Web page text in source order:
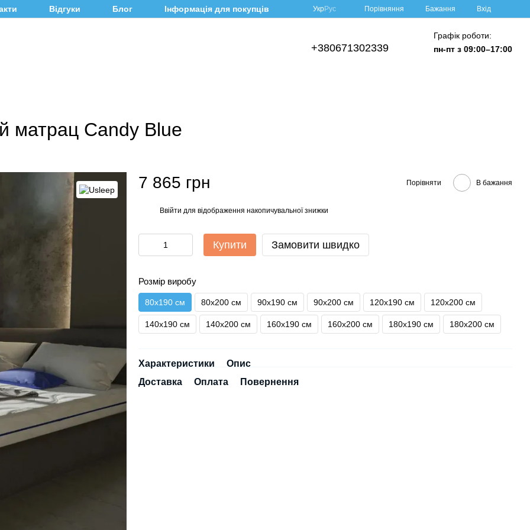
Відгуки Блог Інформація для покупців УкрРус Порівняння Бажання Вхід
+380671302339
Графік роботи:
пн-пт з 09:00–17:00
матрац Candy Blue
7 865 грн Порівняти В бажання
Ввійти для відображення накопичувальної знижки
Купити Замовити швидко
Розмір виробу
80х190 см 80х200 см 90х190 см 90х200 см 120х190 см 120х200 см
140х190 см 140х200 см 160х190 см 160х200 см 180х190 см 180х200 см
Характеристики
Опис
Доставка
Оплата Повернення